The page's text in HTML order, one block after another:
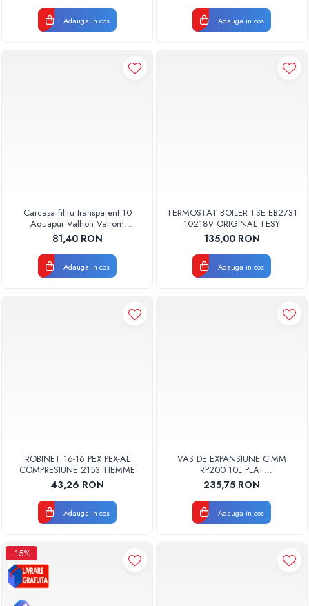
Adauga in cos Adauga in cos
Carcasa filtru transparent 10
Aquapur Valhoh Valrom
AQUA00110001032
81,40 RON
Adauga in cos
TERMOSTAT BOILER TSE EB2731
102189 ORIGINAL TESY
135,00 RON
Adauga in cos
ROBINET 16-16 PEX PEX-AL
COMPRESIUNE 2153 TIEMME
43,26 RON
Adauga in cos
VAS DE EXPANSIUNE CIMM
RP200 10L PLAT
DREPTUNGHIULAR CM9110
235,75 RON
Adauga in cos
-15%